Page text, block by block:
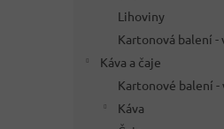
Lihoviny
Kartonová balení -
Káva a čaje
Kartonové balení -
Káva